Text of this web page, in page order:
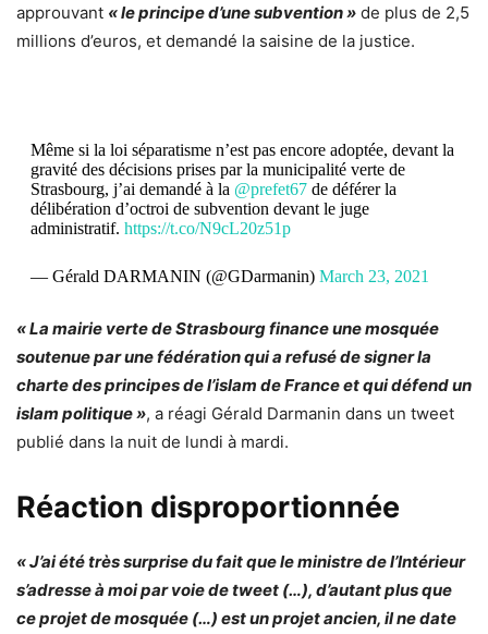
approuvant « le principe d’une subvention » de plus de 2,5
millions d’euros, et demandé la saisine de la justice.
Même si la loi séparatisme n’est pas encore adoptée, devant la
gravité des décisions prises par la municipalité verte de
Strasbourg, j’ai demandé à la @prefet67de déférer la
délibération d’octroi de subvention devant le juge
administratif. https://t.co/N9cL20z51p
— Gérald DARMANIN (@GDarmanin) March 23, 2021
« La mairie verte de Strasbourg finance une mosquée
soutenue par une fédération qui a refusé de signer la
charte des principes de l’islam de France et qui défend un
islam politique », a réagi Gérald Darmanin dans un tweet
publié dans la nuit de lundi à mardi.
Réaction disproportionnée
« J’ai été très surprise du fait que le ministre de l’Intérieur
s’adresse à moi par voie de tweet (…), d’autant plus que
ce projet de mosquée (…) est un projet ancien, il ne date